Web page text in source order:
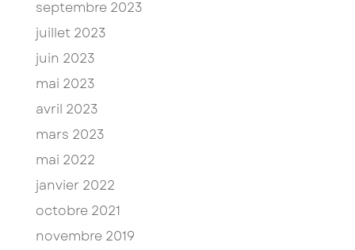
septembre 2023
juillet 2023
juin 2023
mai 2023
avril 2023
mars 2023
mai 2022
janvier 2022
octobre 2021
novembre 2019